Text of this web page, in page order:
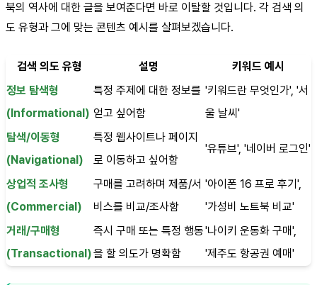
북의 역사에 대한 글을 보여준다면 바로 이탈할 것입니다. 각 검색 의
도 유형과 그에 맞는 콘텐츠 예시를 살펴보겠습니다.
검색 의도 유형 설명
키워드 예시
정보 탐색형
(Informational)
특정 주제에 대한 정보를
얻고 싶어함
'키워드란 무엇인가', '서
울 날씨'
탐색/이동형
(Navigational)
특정 웹사이트나 페이지
로 이동하고 싶어함
'유튜브', '네이버 로그인'
상업적 조사형
(Commercial)
구매를 고려하며 제품/서
비스를 비교/조사함
'아이폰 16 프로 후기',
'가성비 노트북 비교'
거래/구매형
(Transactional)
즉시 구매 또는 특정 행동
을 할 의도가 명확함
'나이키 운동화 구매',
'제주도 항공권 예매'